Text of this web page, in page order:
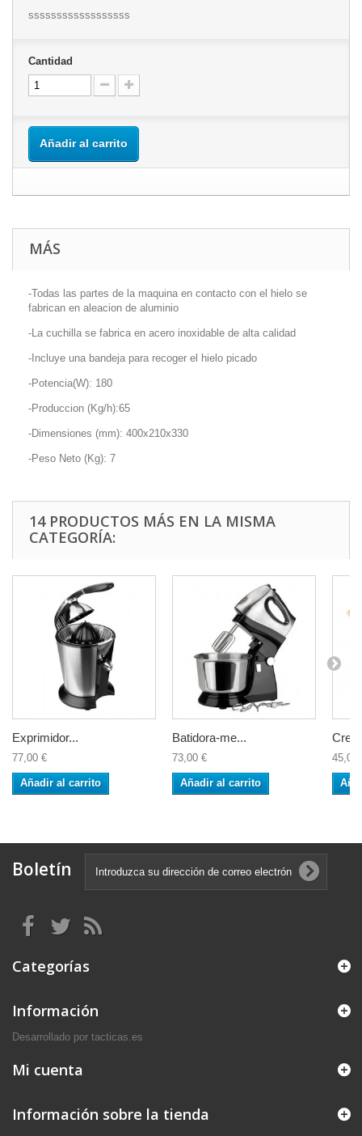
ssssssssssssssssss
Cantidad
Añadir al carrito
MÁS
-Todas las partes de la maquina en contacto con el hielo se
fabrican en aleacion de aluminio
-La cuchilla se fabrica en acero inoxidable de alta calidad
-Incluye una bandeja para recoger el hielo picado
-Potencia(W): 180
-Produccion (Kg/h):65
-Dimensiones (mm): 400x210x330
-Peso Neto (Kg): 7
14 PRODUCTOS MÁS EN LA MISMA
CATEGORÍA:
Exprimidor...
77,00 €
Añadir al carrito
Batidora-me...
73,00 €
Añadir al carrito
45,00
Boletín
Categorías
Información
Desarrollado por tacticas.es
Mi cuenta
Información sobre la tienda